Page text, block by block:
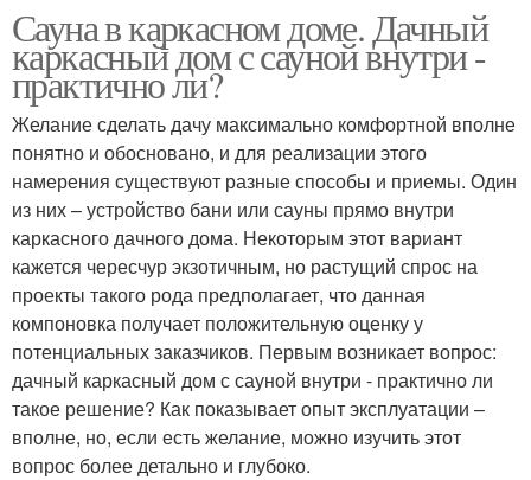
Стены в каркасной бане
Сауна в каркасном доме. Дачный
каркасный дом с сауной внутри -
практично ли?
Желание сделать дачу максимально комфортной вполне
понятно и обосновано, и для реализации этого
намерения существуют разные способы и приемы. Один
из них – устройство бани или сауны прямо внутри
каркасного дачного дома. Некоторым этот вариант
кажется чересчур экзотичным, но растущий спрос на
проекты такого рода предполагает, что данная
компоновка получает положительную оценку у
потенциальных заказчиков. Первым возникает вопрос:
дачный каркасный дом с сауной внутри - практично ли
такое решение? Как показывает опыт эксплуатации –
вполне, но, если есть желание, можно изучить этот
вопрос более детально и глубоко.